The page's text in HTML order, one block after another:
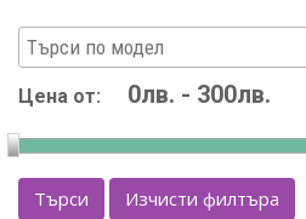
Цена от:
Търси Изчисти филтъра